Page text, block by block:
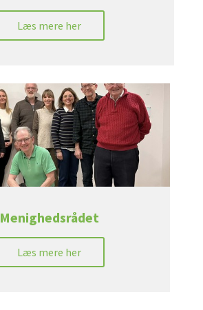
Læs mere her
Menighedsrådet
Læs mere her